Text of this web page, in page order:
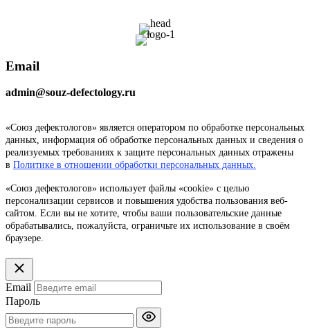
Email
admin@souz-defectology.ru
«Союз дефектологов» является оператором по обработке персональных
данных, информация об обработке персональных данных и сведения о
реализуемых требованиях к защите персональных данных отражены
в Политике в отношении обработки персональных данных.
«Союз дефектологов» использует файлы «cookie» с целью
персонализации сервисов и повышения удобства пользования веб-
сайтом. Если вы не хотите, чтобы ваши пользовательские данные
обрабатывались, пожалуйста, ограничьте их использование в своём
браузере.
Email
Пароль